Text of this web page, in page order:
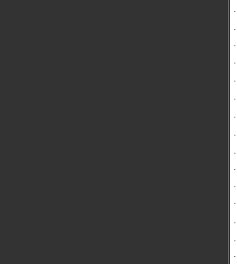
·
·
·
·
·
·
·
·
·
·
·
·
·
·
·